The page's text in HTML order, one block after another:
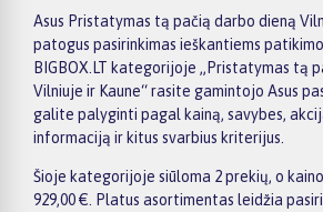
Asus Pristatymas tą pačią darbo dieną
patogus pasirinkimas ieškantiems
BIGBOX.LT kategorijoje „Pristatymas tą
Vilniuje ir Kaune“ rasite gamintojo Asus
galite palyginti pagal kainą, savybes,
informaciją ir kitus svarbius kriterijus.
Šioje kategorijoje siūloma 2 prekių, o
929,00 €. Platus asortimentas leidžia